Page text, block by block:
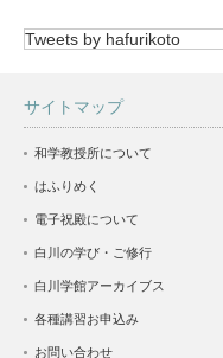
Tweets by hafurikoto
サイトマップ
和学教授所について
はふりめく
電子祝殿について
白川の学び・ご修行
白川学館アーカイブス
各種講習お申込み
お問い合わせ